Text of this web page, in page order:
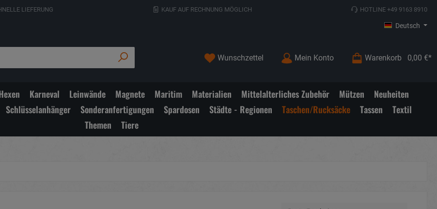
LIEFERUNG KAUF AUF RECHNUNG MÖGLICH HOTLINE +49 9163 8910
Deutsch
Wunschzettel Mein Konto Warenkorb 0,00 €*
Karneval Leinwände Magnete Maritim Materialien Mittelalterliches Zubehör Mützen
Neuheiten
Schlüsselanhänger Sonderanfertigungen Spardosen Städte - Regionen Taschen/Rucksäcke Tassen
Textil
Themen
Tiere